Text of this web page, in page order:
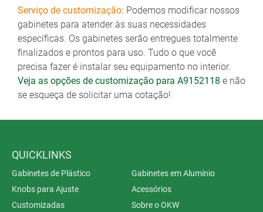
Serviço de customização: Podemos modificar nossos
gabinetes para atender às suas necessidades
específicas. Os gabinetes serão entregues totalmente
finalizados e prontos para uso. Tudo o que você
precisa fazer é instalar seu equipamento no interior.
Veja as opções de customização para A9152118 e não
se esqueça de solicitar uma cotação!
QUICKLINKS
Gabinetes de Plástico
Gabinetes em Alumínio
Knobs para Ajuste
Acessórios
Customizadas
Sobre o OKW